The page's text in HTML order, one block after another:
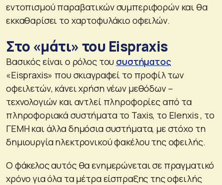
εντοπισμού παραβατικών συμπεριφορών και θα
εκκαθαρίσει το χαρτοφυλάκιο οφειλών.
Στο «μάτι» του Eispraxis
Βασικός είναι ο ρόλος του συστήματος
«Εispraxis» που σκιαγραφεί το προφίλ των
οφειλετών, κάνει χρήση νέων μεθόδων –
τεχνολογιών και αντλεί πληροφορίες από τα
πληροφοριακά συστήματα το Taxis, το Elenxis , το
ΓΕΜΗ και άλλα δημόσια συστήματα, με στόχο τη
δημιουργία ηλεκτρονικού φακέλου της οφειλής.
Ο φάκελος αυτός θα ενημερώνεται σε πραγματικό
χρόνο για όλα τα μέτρα είσπραξης της οφειλής